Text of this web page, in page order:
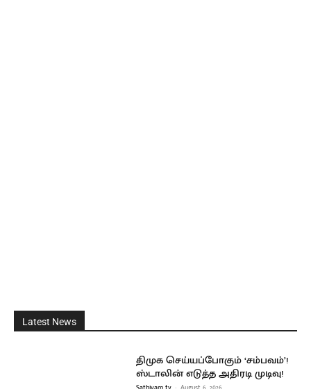
Latest News
திமுக செய்யப்போகும் ‘சம்பவம்’!
ஸ்டாலின் எடுத்த அதிரடி முடிவு!